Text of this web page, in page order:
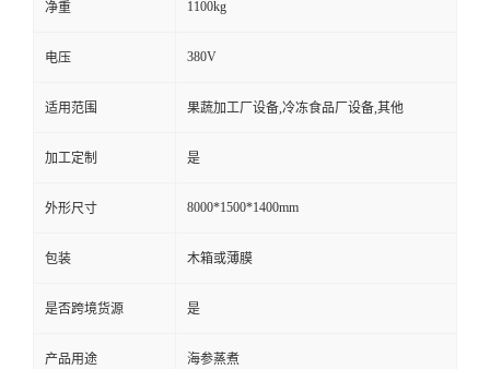
净重 1100kg
电压 380V
适用范围 果蔬加工厂设备,冷冻食品厂设备,其他
加工定制 是
外形尺寸 8000*1500*1400mm
包装 木箱或薄膜
是否跨境货源 是
产品用途 海参蒸煮